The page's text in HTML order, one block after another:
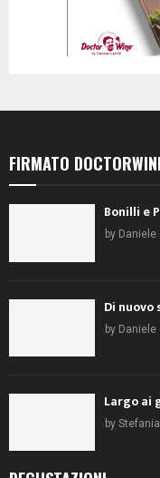
FIRMATO
Bonilli e
by Daniele
Di
by Daniele
Largo ai
by